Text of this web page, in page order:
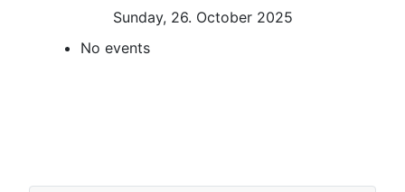
Sunday, 26. October 2025
No events